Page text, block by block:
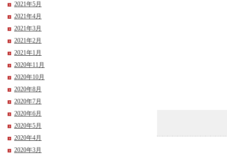
2021年5月
2021年4月
2021年3月
2021年2月
2021年1月
2020年11月
2020年10月
2020年8月
2020年7月
2020年6月
2020年5月
2020年4月
2020年3月